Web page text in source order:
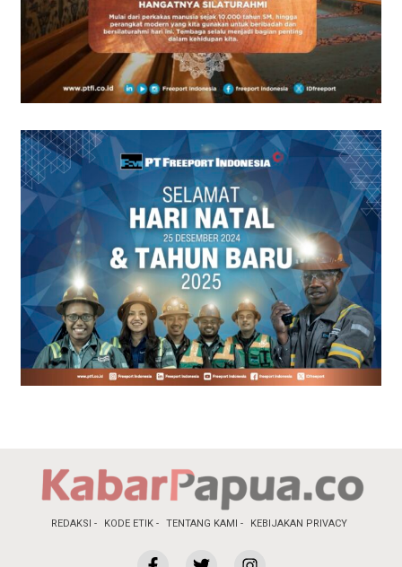
REDAKSI KODE ETIK TENTANG KAMI KEBIJAKAN PRIVACY